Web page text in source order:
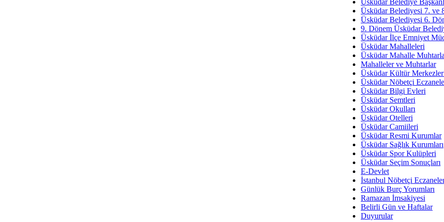
İmar Sorunlarının Genel
Arakan
Bayramın
Ruhsal
Üsküdar
Üsküdar Belediye
Üsküdar Belediyesi 7. ve
Üsküdar Belediyesi 6.
9. Dönem Üsküdar
Üsküdar İlçe Emniyet
Üsküdar Mahalleleri
Üsküdar Mahalle
Mahalleler ve Muhtarlar
Üsküdar Kültür
Üsküdar Nöbetçi
Üsküdar Bilgi Evleri
Üsküdar Semtleri
Üsküdar Okulları
Üsküdar Otelleri
Üsküdar Camiileri
Üsküdar Resmi Kurumlar
Üsküdar Sağlık Kurumları
Üsküdar Spor Kulüpleri
Üsküdar Seçim Sonuçları
E-Devlet
İstanbul Nöbetçi
Günlük Burç Yorumları
Ramazan İmsakiyesi
Belirli Gün ve Haftalar
Duyurular